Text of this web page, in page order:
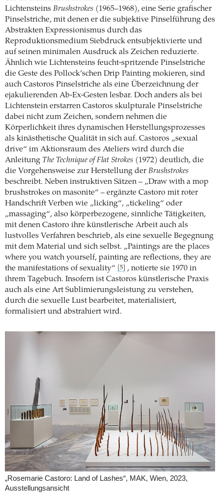
Lichtensteins Brushstrokes (1965–1968), eine Serie grafischer
Pinselstriche, mit denen er die subjektive Pinselführung des
Abstrakten Expressionismus durch das
Reproduktionsmedium Siebdruck entsubjektivierte und
auf seinen minimalen Ausdruck als Zeichen reduzierte.
Ähnlich wie Lichtensteins feucht-spritzende Pinselstriche
die Geste des Pollock’schen Drip Painting mokieren, sind
auch Castoros Pinselstriche als eine Überzeichnung der
ejakulierenden Ab-Ex-Gesten lesbar. Doch anders als bei
Lichtenstein erstarren Castoros skulpturale Pinselstriche
dabei nicht zum Zeichen, sondern nehmen die
Körperlichkeit ihres dynamischen Herstellungsprozesses
als kinästhetische Qualität in sich auf. Castoros „sexual
drive“ im Aktionsraum des Ateliers wird durch die
Anleitung The Technique of Flat Strokes (1972) deutlich, die
die Vorgehensweise zur Herstellung der Brushstrokes
beschreibt. Neben instruktiven Sätzen – „Draw with a mop
brushstrokes on masonite“ – ergänzte Castoro mit roter
Handschrift Verben wie ­„licking“, „tickeling“ oder
„massaging“, also körperbezogene, sinnliche Tätigkeiten,
mit denen ­Castoro ihre künstlerische Arbeit auch als
lustvolles Verfahren beschrieb, als eine sexuelle Begegnung
mit dem Material und sich selbst. „Paintings are the places
where you watch yourself, painting are reflections, they are
the manifestations of sexuality“
[5]
, notierte sie 1970 in
ihrem Tagebuch. Insofern ist Castoros künstlerische Praxis
auch als eine Art Sublimierungsleistung zu verstehen,
durch die sexuelle Lust bearbeitet, materialisiert,
formalisiert und abstrahiert wird.
„Rosemarie Castoro: Land of Lashes“, MAK, Wien, 2023,
Ausstellungsansicht